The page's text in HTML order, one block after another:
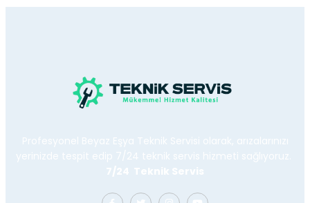
Profesyonel Beyaz Eşya Teknik Servisi olarak, arızalarınızı
yerinizde tespit edip 7/24 teknik servis hizmeti sağlıyoruz.
7/24 Teknik Servis